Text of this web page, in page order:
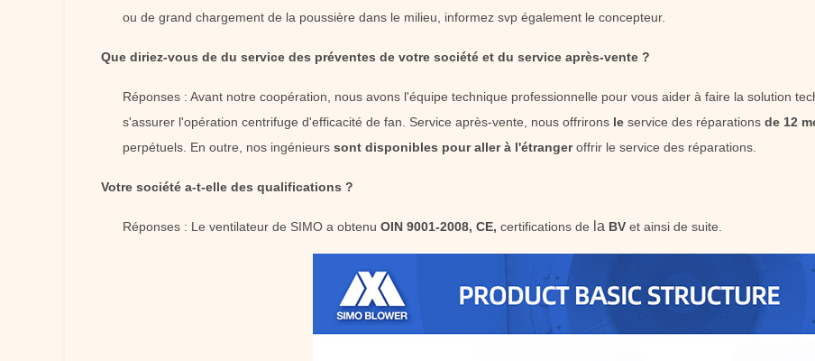
ou de grand chargement de la poussière dans le milieu, informez svp également le concepteur.
Que diriez-vous de du service des préventes de votre société et du service après-vente ?
Réponses : Avant notre coopération, nous avons l'équipe technique professionnelle pour vous aider à faire la solution
s'assurer l'opération centrifuge d'efficacité de fan. Service après-vente, nous offrirons leservice des réparations de 12
perpétuels. En outre, nos ingénieurs sont disponibles pour aller à l'étrangeroffrir le service des réparations.
Votre société a-t-elle des qualifications ?
Réponses : Le ventilateur de SIMO a obtenu OIN 9001-2008, CE, certifications de la BV et ainsi de suite.